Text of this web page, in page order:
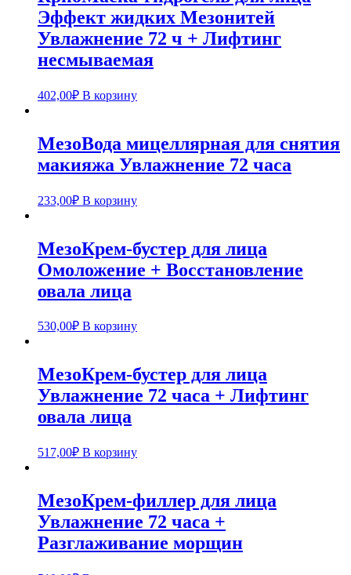
Эффект жидких Мезонитей
Увлажнение 72 ч + Лифтинг
несмываемая
402,00₽ В корзину
МезоВода мицеллярная для снятия
макияжа Увлажнение 72 часа
233,00₽ В корзину
МезоКрем-бустер для лица
Омоложение + Восстановление
овала лица
530,00₽ В корзину
МезоКрем-бустер для лица
Увлажнение 72 часа + Лифтинг
овала лица
517,00₽ В корзину
МезоКрем-филлер для лица
Увлажнение 72 часа +
Разглаживание морщин